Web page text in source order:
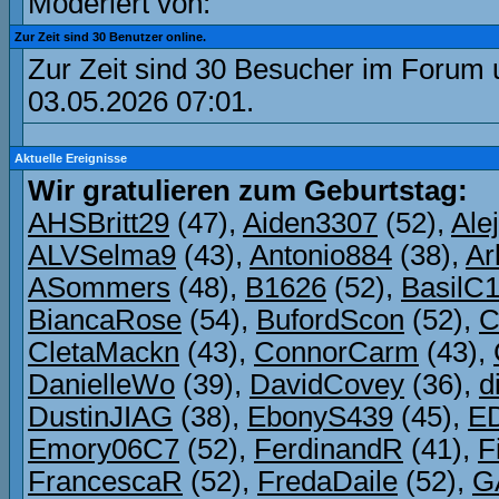
Zur Zeit sind 30 Benutzer online.
Zur Zeit sind 30 Besucher im Forum
03.05.2026 07:01.
Aktuelle Ereignisse
Wir gratulieren zum Geburtstag:
AHSBritt29 (47), Aiden3307 (52),
ALVSelma9 (43), Antonio884 (38),
ASommers (48), B1626 (52),
BiancaRose (54), BufordScon (52),
CletaMackn (43), ConnorCarm (43),
DanielleWo (39), DavidCovey (36),
DustinJIAG (38), EbonyS439 (45),
Emory06C7 (52), FerdinandR (41),
FrancescaR (52), FredaDaile (52),